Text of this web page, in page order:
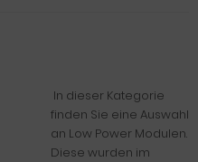
In dieser Kategorie
finden Sie eine Auswahl
an Low Power Modulen.
Diese wurden im